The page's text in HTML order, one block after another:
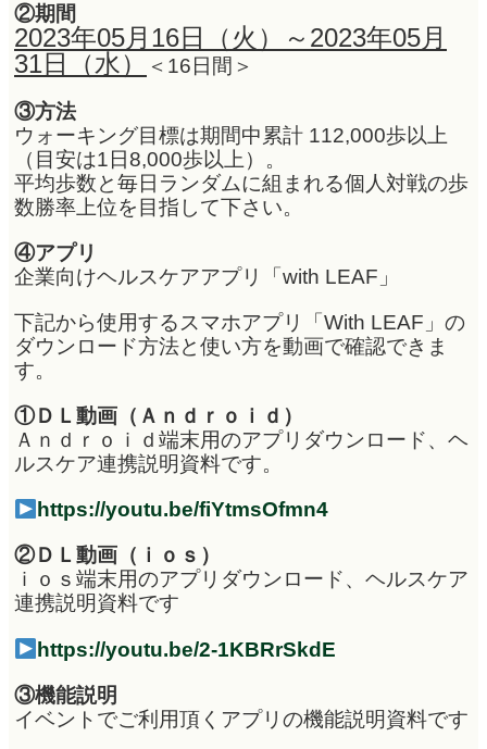
②期間
2023年05月16日（火）～2023年05月
31日（水）
＜16日間＞
③方法
ウォーキング目標は期間中累計 112,000歩以上
（目安は1日8,000歩以上）。
平均歩数と毎日ランダムに組まれる個人対戦の歩
数勝率上位を目指して下さい。
④アプリ
企業向けヘルスケアアプリ「with LEAF」
下記から使用するスマホアプリ「With LEAF」の
ダウンロード方法と使い方を動画で確認できま
す。
①ＤＬ動画（Ａｎｄｒｏｉｄ）
Ａｎｄｒｏｉｄ端末用のアプリダウンロード、ヘ
ルスケア連携説明資料です。
https://youtu.be/fiYtmsOfmn4
②ＤＬ動画（ｉｏｓ）
ｉｏｓ端末用のアプリダウンロード、ヘルスケア
連携説明資料です
https://youtu.be/2-1KBRrSkdE
③機能説明
イベントでご利用頂くアプリの機能説明資料です